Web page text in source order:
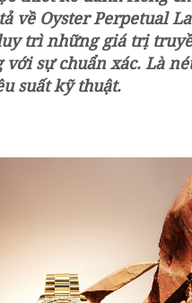
về Oyster Perpetual
trì những giá trị
với sự chuẩn xác. Là
suất kỹ thuật.